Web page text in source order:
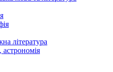
література
астрономія